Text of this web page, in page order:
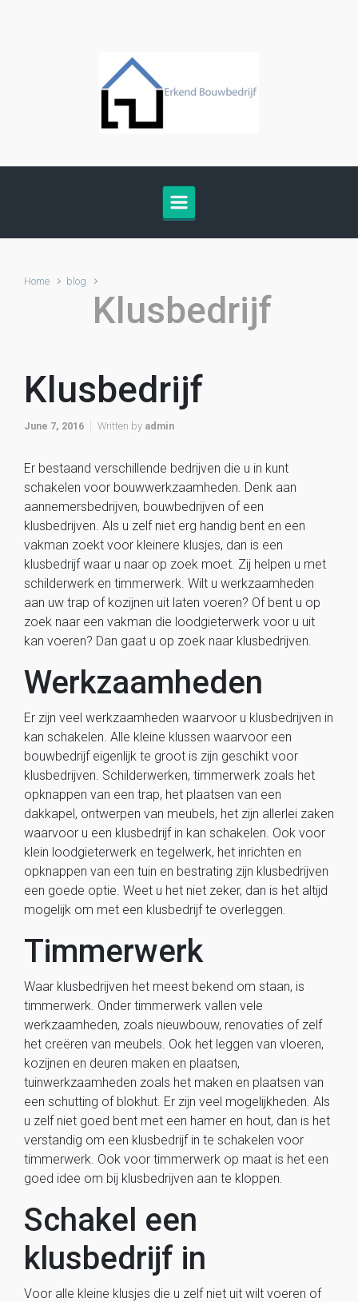
Home blog
Klusbedrijf
Klusbedrijf
June 7, 2016 Written by admin
Er bestaand verschillende bedrijven die u in kunt
schakelen voor bouwwerkzaamheden. Denk aan
aannemersbedrijven, bouwbedrijven of een
klusbedrijven. Als u zelf niet erg handig bent en een
vakman zoekt voor kleinere klusjes, dan is een
klusbedrijf waar u naar op zoek moet. Zij helpen u met
schilderwerk en timmerwerk. Wilt u werkzaamheden
aan uw trap of kozijnen uit laten voeren? Of bent u op
zoek naar een vakman die loodgieterwerk voor u uit
kan voeren? Dan gaat u op zoek naar klusbedrijven.
Werkzaamheden
Er zijn veel werkzaamheden waarvoor u klusbedrijven in
kan schakelen. Alle kleine klussen waarvoor een
bouwbedrijf eigenlijk te groot is zijn geschikt voor
klusbedrijven. Schilderwerken, timmerwerk zoals het
opknappen van een trap, het plaatsen van een
dakkapel, ontwerpen van meubels, het zijn allerlei zaken
waarvoor u een klusbedrijf in kan schakelen. Ook voor
klein loodgieterwerk en tegelwerk, het inrichten en
opknappen van een tuin en bestrating zijn klusbedrijven
een goede optie. Weet u het niet zeker, dan is het altijd
mogelijk om met een klusbedrijf te overleggen.
Timmerwerk
Waar klusbedrijven het meest bekend om staan, is
timmerwerk. Onder timmerwerk vallen vele
werkzaamheden, zoals nieuwbouw, renovaties of zelf
het creëren van meubels. Ook het leggen van vloeren,
kozijnen en deuren maken en plaatsen,
tuinwerkzaamheden zoals het maken en plaatsen van
een schutting of blokhut. Er zijn veel mogelijkheden. Als
u zelf niet goed bent met een hamer en hout, dan is het
verstandig om een klusbedrijf in te schakelen voor
timmerwerk. Ook voor timmerwerk op maat is het een
goed idee om bij klusbedrijven aan te kloppen.
Schakel een
klusbedrijf in
Voor alle kleine klusjes die u zelf niet uit wilt voeren of